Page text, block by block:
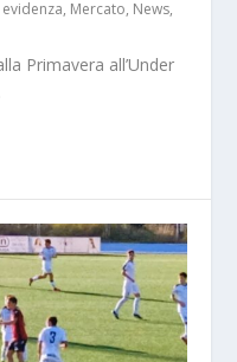
evidenza, Mercato, News,
Primavera all’Under